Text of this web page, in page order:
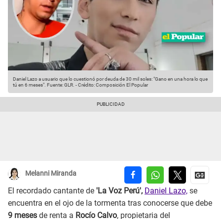
Daniel Lazo a usuario que lo cuestionó por deuda de 30 mil soles: "Gano en una hora lo que
tú en 6 meses". Fuente: GLR. -Crédito: Composición El Popular
Melanni Miranda
El recordado cantante de 'La Voz Perú', Daniel Lazo, se
encuentra en el ojo de la tormenta tras conocerse que debe
9 meses de renta a Rocío Calvo, propietaria del